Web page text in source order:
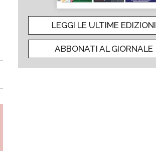
LEGGI LE ULTIME EDIZIONI
ABBONATI AL GIORNALE